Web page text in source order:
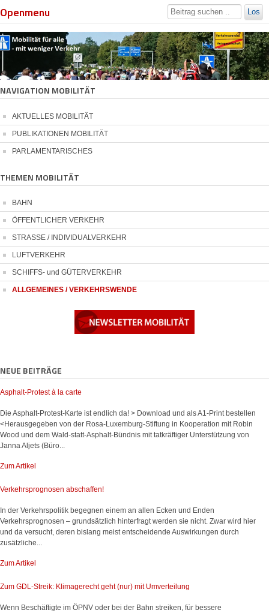
Openmenu Los
NAVIGATION MOBILITÄT
AKTUELLES MOBILITÄT
PUBLIKATIONEN MOBILITÄT
PARLAMENTARISCHES
THEMEN MOBILITÄT
BAHN
ÖFFENTLICHER VERKEHR
STRASSE / INDIVIDUALVERKEHR
LUFTVERKEHR
SCHIFFS- und GÜTERVERKEHR
ALLGEMEINES / VERKEHRSWENDE
NEUE BEITRÄGE
Asphalt-Protest à la carte
Die Asphalt-Protest-Karte ist endlich da! > Download und als A1-Print bestellen
<Herausgegeben von der Rosa-Luxemburg-Stiftung in Kooperation mit Robin
Wood und dem Wald-statt-Asphalt-Bündnis mit tatkräftiger Unterstützung von
Janna Aljets (Büro...
Zum Artikel
Verkehrsprognosen abschaffen!
In der Verkehrspolitik begegnen einem an allen Ecken und Enden
Verkehrsprognosen – grundsätzlich hinterfragt werden sie nicht. Zwar wird hier
und da versucht, deren bislang meist entscheidende Auswirkungen durch
zusätzliche...
Zum Artikel
Zum GDL-Streik: Klimagerecht geht (nur) mit Umverteilung
Wenn Beschäftigte im ÖPNV oder bei der Bahn streiken, für bessere